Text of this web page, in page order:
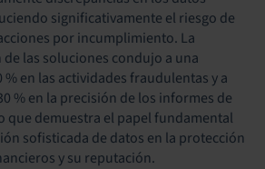
significativamente el riesgo de
por incumplimiento. La
las soluciones condujo a una
en las actividades fraudulentas y a
% en la precisión de los informes de
que demuestra el papel fundamental
sofisticada de datos en la protección
y su reputación.